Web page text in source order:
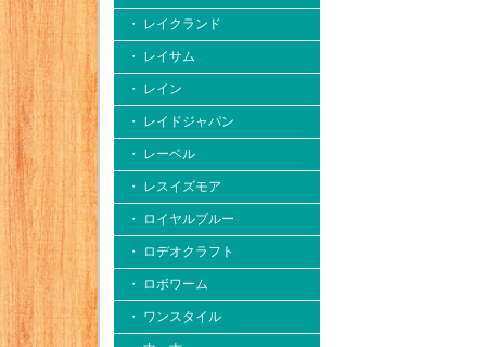
・ レイクランド
・ レイサム
・ レイン
・ レイドジャパン
・ レーベル
・ レスイズモア
・ ロイヤルブルー
・ ロデオクラフト
・ ロボワーム
・ ワンスタイル